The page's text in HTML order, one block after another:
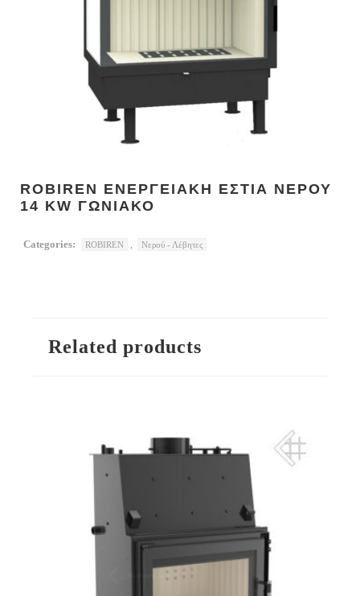
ROBIREN ΕΝΕΡΓΕΙΑΚΗ ΕΣΤΙΑ ΝΕΡΟΥ
14 KW ΓΩΝΙΑΚΟ
Categories: ROBIREN , Νερού - Λέβητες
Related products